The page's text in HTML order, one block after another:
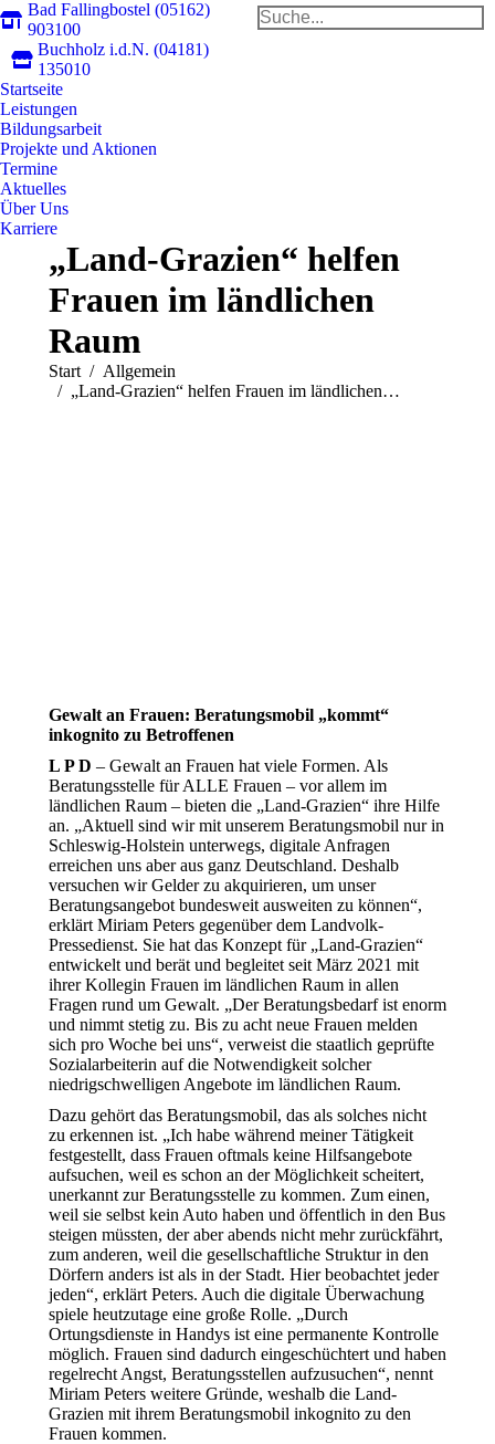
Bad Fallingbostel (05162)
903100
Buchholz i.d.N. (04181)
135010
Search:
Startseite
Leistungen
Bildungsarbeit
Projekte und Aktionen
Termine
Aktuelles
Über Uns
Karriere
„Land-Grazien“ helfen
Frauen im ländlichen
Raum
Sie befinden sich hier:
Start
Allgemein
„Land-Grazien“ helfen Frauen im ländlichen…
Gewalt an Frauen: Beratungsmobil „kommt“
inkognito zu Betroffenen
L P D – Gewalt an Frauen hat viele Formen. Als
Beratungsstelle für ALLE Frauen – vor allem im
ländlichen Raum – bieten die „Land-Grazien“ ihre Hilfe
an. „Aktuell sind wir mit unserem Beratungsmobil nur in
Schleswig-Holstein unterwegs, digitale Anfragen
erreichen uns aber aus ganz Deutschland. Deshalb
versuchen wir Gelder zu akquirieren, um unser
Beratungsangebot bundesweit ausweiten zu können“,
erklärt Miriam Peters gegenüber dem Landvolk-
Pressedienst. Sie hat das Konzept für „Land-Grazien“
entwickelt und berät und begleitet seit März 2021 mit
ihrer Kollegin Frauen im ländlichen Raum in allen
Fragen rund um Gewalt. „Der Beratungsbedarf ist enorm
und nimmt stetig zu. Bis zu acht neue Frauen melden
sich pro Woche bei uns“, verweist die staatlich geprüfte
Sozialarbeiterin auf die Notwendigkeit solcher
niedrigschwelligen Angebote im ländlichen Raum.
Dazu gehört das Beratungsmobil, das als solches nicht
zu erkennen ist. „Ich habe während meiner Tätigkeit
festgestellt, dass Frauen oftmals keine Hilfsangebote
aufsuchen, weil es schon an der Möglichkeit scheitert,
unerkannt zur Beratungsstelle zu kommen. Zum einen,
weil sie selbst kein Auto haben und öffentlich in den Bus
steigen müssten, der aber abends nicht mehr zurückfährt,
zum anderen, weil die gesellschaftliche Struktur in den
Dörfern anders ist als in der Stadt. Hier beobachtet jeder
jeden“, erklärt Peters. Auch die digitale Überwachung
spiele heutzutage eine große Rolle. „Durch
Ortungsdienste in Handys ist eine permanente Kontrolle
möglich. Frauen sind dadurch eingeschüchtert und haben
regelrecht Angst, Beratungsstellen aufzusuchen“, nennt
Miriam Peters weitere Gründe, weshalb die Land-
Grazien mit ihrem Beratungsmobil inkognito zu den
Frauen kommen.